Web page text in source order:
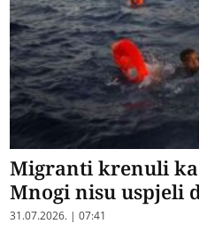
Migranti krenuli
Mnogi nisu uspjeli
31.07.2026. | 07:41